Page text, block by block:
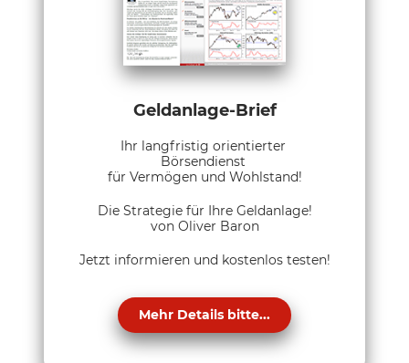
Geldanlage-Brief
Ihr langfristig orientierter
Börsendienst
für Vermögen und Wohlstand!
Die Strategie für Ihre Geldanlage!
von Oliver Baron
Jetzt informieren und kostenlos testen!
Mehr Details bitte...